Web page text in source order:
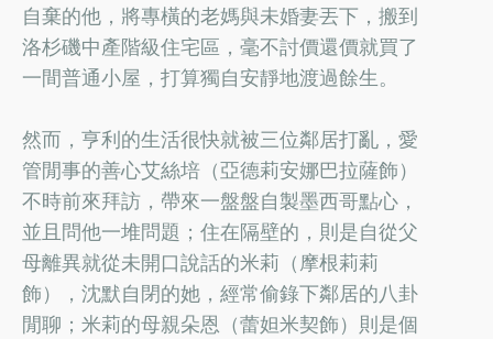
自棄的他，將專橫的老媽與未婚妻丟下，搬到
洛杉磯中產階級住宅區，毫不討價還價就買了
一間普通小屋，打算獨自安靜地渡過餘生。
然而，亨利的生活很快就被三位鄰居打亂，愛
管閒事的善心艾絲培（亞德莉安娜巴拉薩飾）
不時前來拜訪，帶來一盤盤自製墨西哥點心，
並且問他一堆問題；住在隔壁的，則是自從父
母離異就從未開口說話的米莉（摩根莉莉
飾），沈默自閉的她，經常偷錄下鄰居的八卦
閒聊；米莉的母親朵恩（蕾妲米契飾）則是個